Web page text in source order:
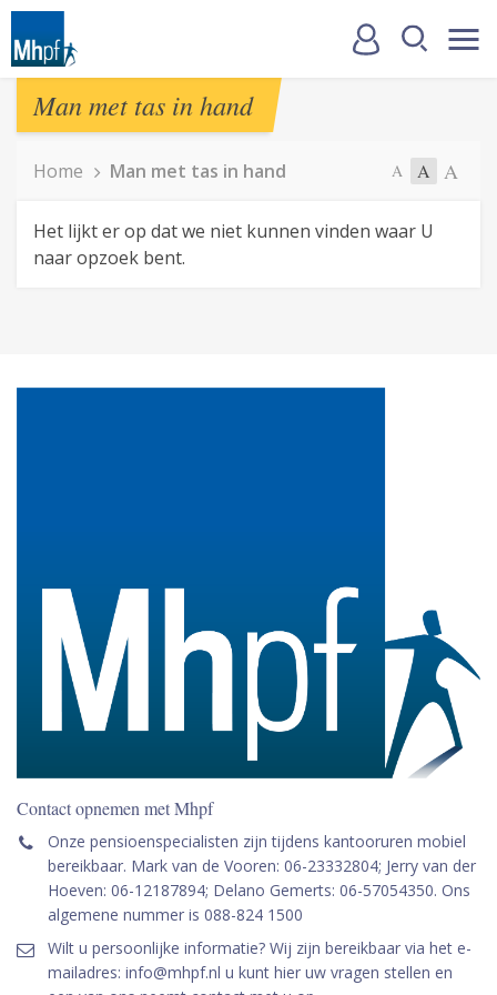
Man met tas in hand
Home Man met tas in hand A A A
Het lijkt er op dat we niet kunnen vinden waar U
naar opzoek bent.
Contact opnemen met Mhpf
Onze pensioenspecialisten zijn tijdens kantooruren mobiel
bereikbaar. Mark van de Vooren: 06-23332804; Jerry van der
Hoeven: 06-12187894; Delano Gemerts: 06-57054350. Ons
algemene nummer is 088-824 1500
Wilt u persoonlijke informatie? Wij zijn bereikbaar via het e-
mailadres: info@mhpf.nl u kunt hier uw vragen stellen en